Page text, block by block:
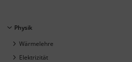
Physik
Wärmelehre
Elektrizität